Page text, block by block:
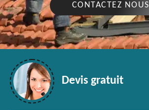
CONTACTEZ NOUS
Devis gratuit